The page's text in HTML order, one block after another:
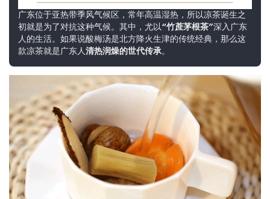
广东位于亚热带季风气候区，常年高温湿热，所以凉茶诞生之
初就是为了对抗这种气候。其中，尤以“竹蔗茅根茶”深入广东
人的生活。如果说酸梅汤是北方降火生津的传统经典，那么这
款凉茶就是广东人清热润燥的世代传承。